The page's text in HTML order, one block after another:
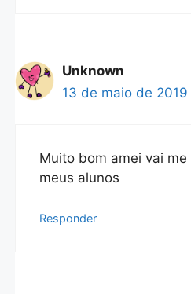
Unknown
13 de maio de
Muito bom amei vai
meus alunos
Responder